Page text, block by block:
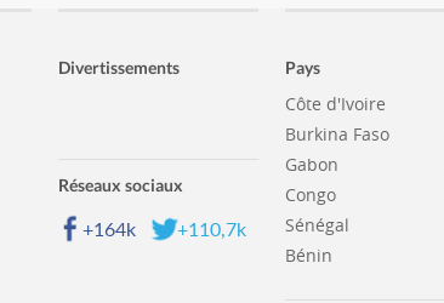
Divertissements
Réseaux sociaux
+164k +110,7k
Pays
Côte d'Ivoire
Burkina Faso
Gabon
Congo
Sénégal
Bénin